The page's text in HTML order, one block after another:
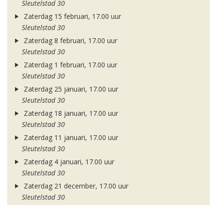
Sleutelstad 30
Zaterdag 15 februari, 17.00 uur
Sleutelstad 30
Zaterdag 8 februari, 17.00 uur
Sleutelstad 30
Zaterdag 1 februari, 17.00 uur
Sleutelstad 30
Zaterdag 25 januari, 17.00 uur
Sleutelstad 30
Zaterdag 18 januari, 17.00 uur
Sleutelstad 30
Zaterdag 11 januari, 17.00 uur
Sleutelstad 30
Zaterdag 4 januari, 17.00 uur
Sleutelstad 30
Zaterdag 21 december, 17.00 uur
Sleutelstad 30